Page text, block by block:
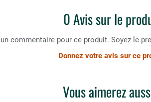
0 Avis sur le
commentaire pour ce produit. Soyez le
Donnez votre avis sur ce
Vous aimerez